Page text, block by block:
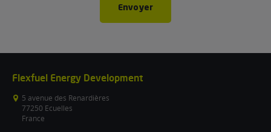
Envoyer
Flexfuel Energy Development
5 avenue des Renardières
77250 Ecuelles
France